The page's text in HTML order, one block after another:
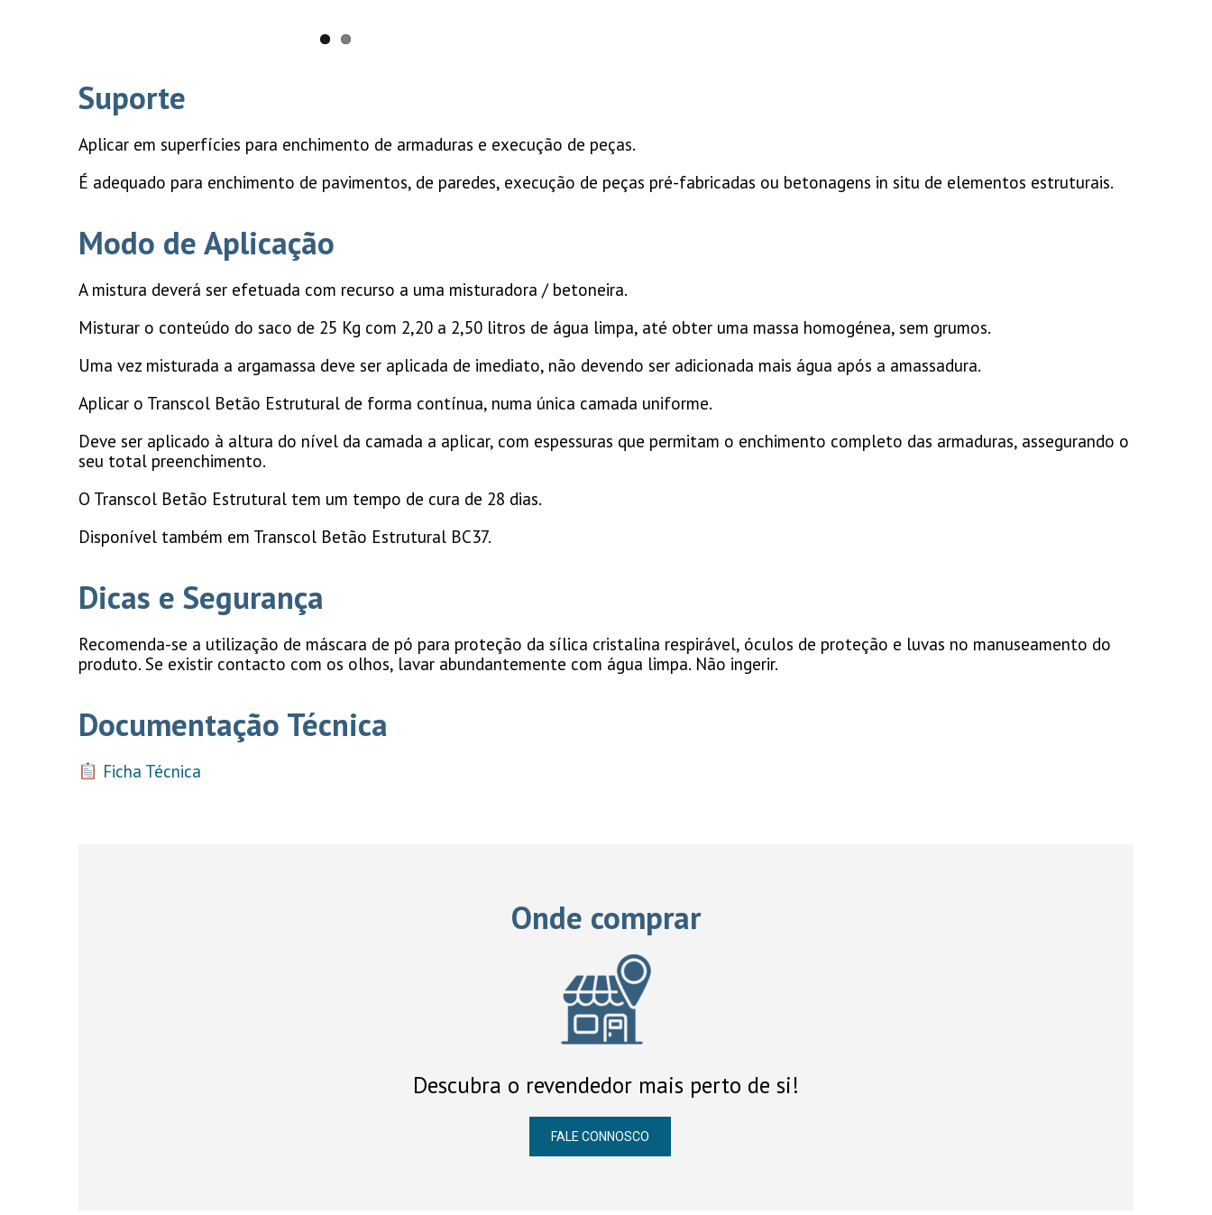
Suporte
Aplicar em superfícies para enchimento de armaduras e execução de peças.
É adequado para enchimento de pavimentos, de paredes, execução de peças pré-fabricadas ou betonagens in situ de elementos estruturais.
Modo de Aplicação
A mistura deverá ser efetuada com recurso a uma misturadora / betoneira.
Misturar o conteúdo do saco de 25 Kg com 2,20 a 2,50 litros de água limpa, até obter uma massa homogénea, sem grumos.
Uma vez misturada a argamassa deve ser aplicada de imediato, não devendo ser adicionada mais água após a amassadura.
Aplicar o Transcol Betão Estrutural de forma contínua, numa única camada uniforme.
Deve ser aplicado à altura do nível da camada a aplicar, com espessuras que permitam o enchimento completo das armaduras, assegurando o
seu total preenchimento.
O Transcol Betão Estrutural tem um tempo de cura de 28 dias.
Disponível também em Transcol Betão Estrutural BC37.
Dicas e Segurança
Recomenda-se a utilização de máscara de pó para proteção da sílica cristalina respirável, óculos de proteção e luvas no manuseamento do
produto. Se existir contacto com os olhos, lavar abundantemente com água limpa. Não ingerir.
Documentação Técnica
Ficha Técnica
Onde comprar
Descubra o revendedor mais perto de si!
FALE CONNOSCO